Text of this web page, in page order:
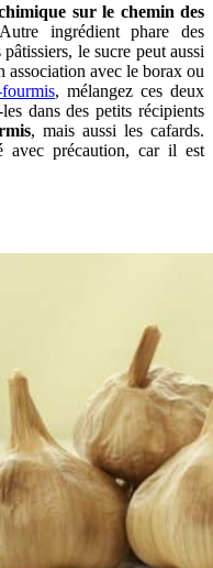
sur le chemin des
ingrédient phare des
le sucre peut aussi
association avec le borax ou
, mélangez ces deux
dans des petits récipients
, mais aussi les cafards.
avec précaution, car il est